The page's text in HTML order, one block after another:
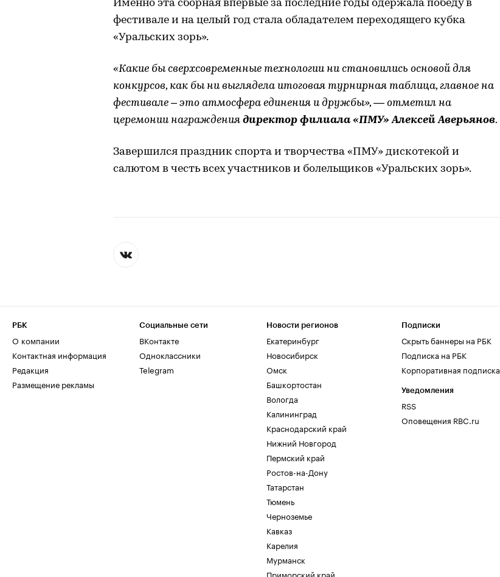
Именно эта сборная впервые за последние годы одержала победу в
фестивале и на целый год стала обладателем переходящего кубка
«Уральских зорь».
«Какие бы сверхсовременные технологии ни становились основой для
конкурсов, как бы ни выглядела итоговая турнирная таблица, главное на
фестивале – это атмосфера единения и дружбы», — отметил на
церемонии награждения директор филиала «ПМУ» Алексей Аверьянов.
Завершился праздник спорта и творчества «ПМУ» дискотекой и
салютом в честь всех участников и болельщиков «Уральских зорь».
РБК
О компании
Контактная информация
Редакция
Размещение рекламы
Социальные сети
ВКонтакте
Одноклассники
Telegram
Новости регионов
Екатеринбург
Новосибирск
Омск
Башкортостан
Вологда
Калининград
Краснодарский край
Нижний Новгород
Пермский край
Ростов-на-Дону
Татарстан
Тюмень
Черноземье
Кавказ
Карелия
Мурманск
Приморский край
Подписки
Скрыть баннеры на РБК
Подписка на РБК
Корпоративная подписка
Уведомления
RSS
Оповещения RBC.ru